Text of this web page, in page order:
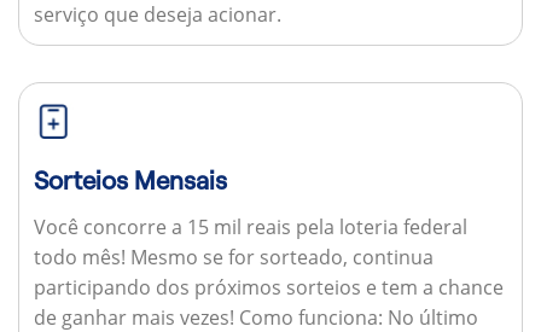
serviço que deseja acionar.
Sorteios Mensais
Você concorre a 15 mil reais pela loteria federal
todo mês! Mesmo se for sorteado, continua
participando dos próximos sorteios e tem a chance
de ganhar mais vezes! Como funciona: No último